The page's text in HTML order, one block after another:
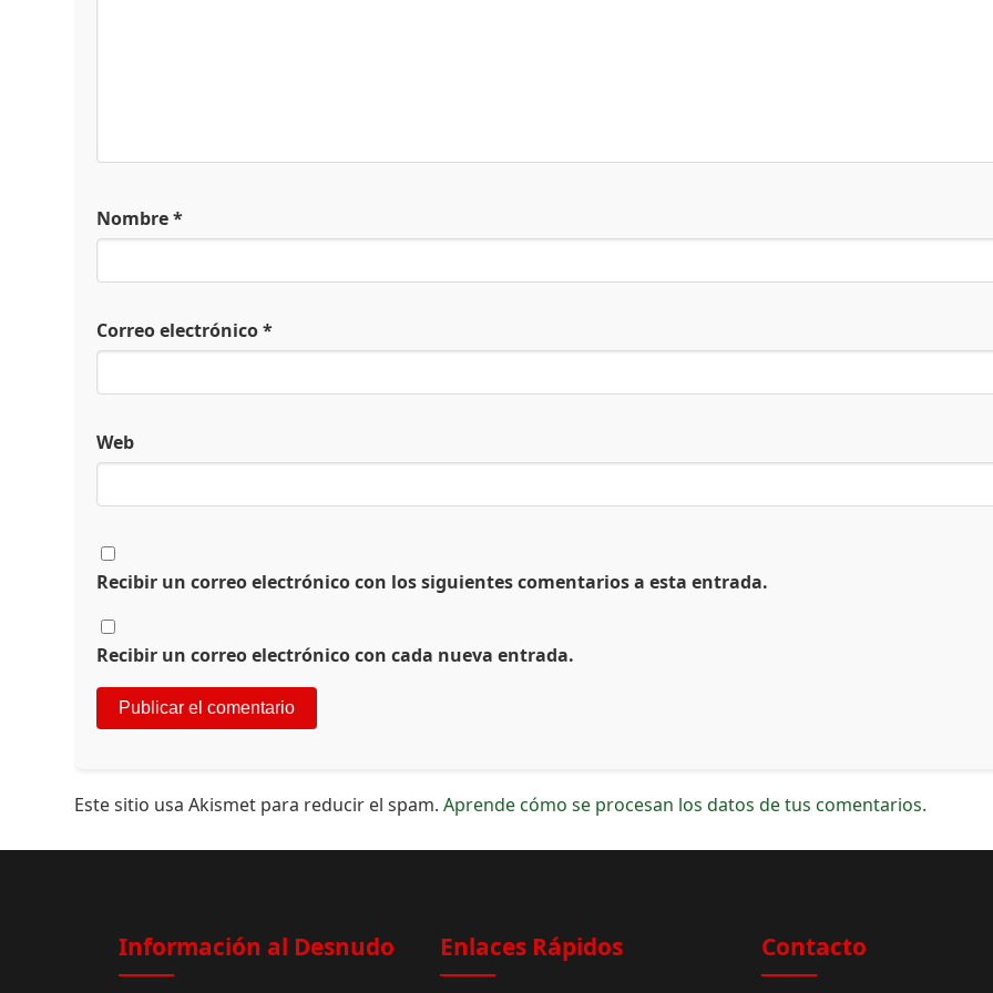
Nombre*
Correo electrónico*
Web
Recibir un correo electrónico con los siguientes comentarios a esta entrada.
Recibir un correo electrónico con cada nueva entrada.
Este sitio usa Akismet para reducir el spam.Aprende cómo se procesan los datos de tus comentarios.
Información al Desnudo Enlaces Rápidos Contacto